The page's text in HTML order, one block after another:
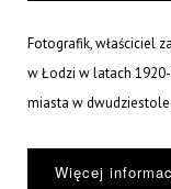
Fotografik, właściciel
w Łodzi w latach
miasta w
Więcej